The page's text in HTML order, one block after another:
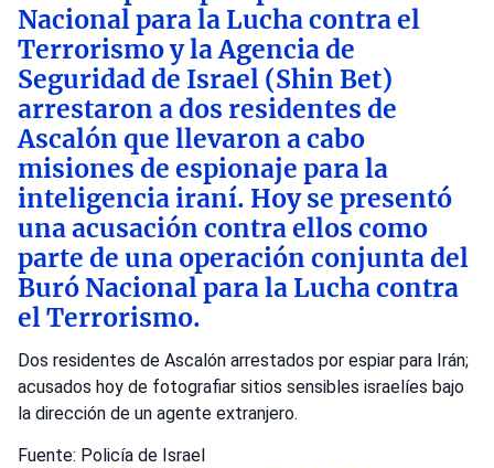
Nacional para la Lucha contra el
Terrorismo y la Agencia de
Seguridad de Israel (Shin Bet)
arrestaron a dos residentes de
Ascalón que llevaron a cabo
misiones de espionaje para la
inteligencia iraní. Hoy se presentó
una acusación contra ellos como
parte de una operación conjunta del
Buró Nacional para la Lucha contra
el Terrorismo.
Dos residentes de Ascalón arrestados por espiar para Irán;
acusados hoy de fotografiar sitios sensibles israelíes bajo
la dirección de un agente extranjero.
Fuente: Policía de Israel